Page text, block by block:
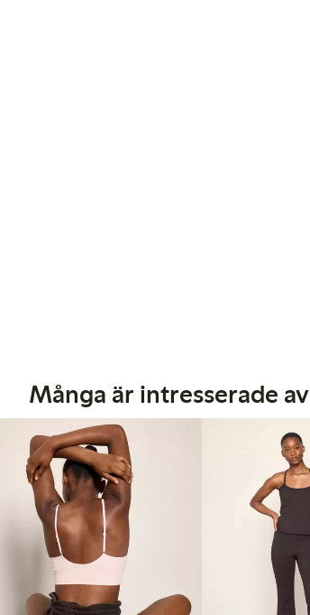
Många är intresserade av